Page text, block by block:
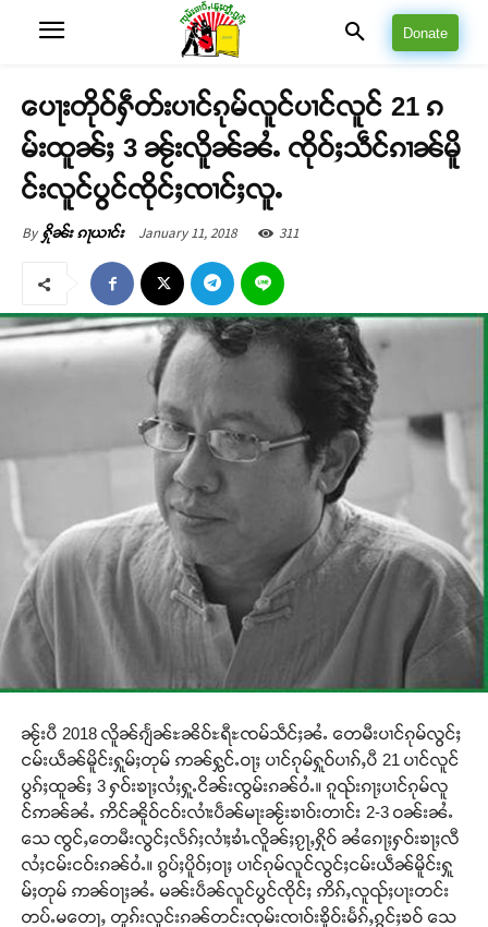
Donate
ပေႃးတိုဝ်ႁဵတ်းပၢင်ၵုမ်လူင်ပၢင်လူင် 21 ၵ
မ်းထူၼ်ႈ 3 ၼႂ်းလိူၼ်ၼႆႉ ၸိုဝ်ႈသဵင်ၵၢၼ်မိူ
င်းလူင်ပွင်ၸိုင်ႈၸၢင်ႈလူႉ
By ႁိုၼ်း ၵႃယၢင်း January 11, 2018 311
ၼႂ်းပီ 2018 လိူၼ်ၵျႅၼ်ႊၼိဝ်ႊရီႊၸမ်သဵင်ႈၼႆႉ တေမီးပၢင်ၵုမ်လွင်ႈ
ငမ်းယဵၼ်မိူင်းႁူမ်ႈတုမ် ဢၼ်ႁွင်ႉဝႃႈ ပၢင်ၵုမ်ႁူဝ်ပၢၵ်ႇပီ 21 ပၢင်လူင်
ပွၵ်ႈထူၼ်ႈ 3 ႁဝ်းၶႃႈလႆႈႁူႉငိၼ်းၸွမ်းၵၼ်ဝႆႉ။ ၵူၺ်းၵႃႈပၢင်ၵုမ်လူ
င်ဢၼ်ၼႆႉ ဢိင်ၼိူဝ်ငဝ်းလၢႆးပဵၼ်မႃးၼႂ်းၶၢဝ်းတၢင်း 2-3 ဝၼ်းၼႆႉ
သေ ၸွင်ႇတေမီးလွင်ႈလႅၵ်ႈလၢႆႈၶၢႆႉလိူၼ်ႈၵႂႃႇႁိုဝ် ၼႆၵေႃႈႁဝ်းၶႃႈလီ
လႆႈငမ်းငဝ်းၵၼ်ဝႆႉ။ ၵွပ်ႈပိူဝ်ႈဝႃႈ ပၢင်ၵုမ်လူင်လွင်ႈငမ်းယဵၼ်မိူင်းႁူ
မ်ႈတုမ် ဢၼ်ဝႃႈၼႆႉ မၼ်းပဵၼ်လူင်ပွင်ၸိုင်ႈ ဢိၵ်ႇလူၺ်ႈပႃးတင်း
တပ်ႉမတေႃႇ တူၵ်းလူင်းၵၼ်တင်းၸုမ်းၸၢဝ်းၶိူဝ်းမႅၵ်ႇၵွင်ႈၶဝ် သေ